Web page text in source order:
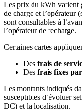
Les prix du kWh varient
de charge et l’opérateur
sont consultables à
l’opérateur de recharge.
Certaines cartes
Des frais de
Des frais fixes
Les montants indiqués
susceptibles d’évoluer
DC) et la localisation.